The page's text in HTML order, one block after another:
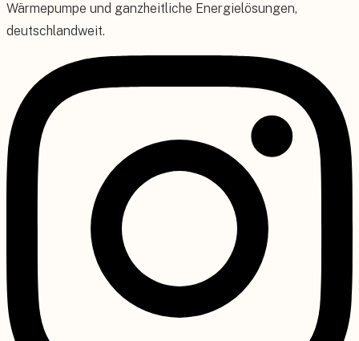
Wärmepumpe und ganzheitliche Energielösungen,
deutschlandweit.